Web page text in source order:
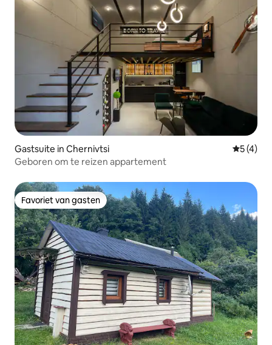
Gastsuite in Chernivtsi
5 (4)
Geboren om te reizen appartement
Favoriet van gasten
Favoriet van gasten